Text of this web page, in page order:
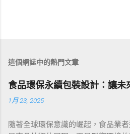
這個網誌中的熱門文章
食品環保永續包裝設計：讓未
1月 23, 2025
隨著全球環保意識的崛起，食品業